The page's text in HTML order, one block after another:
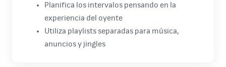
Planifica los intervalos pensando en la
experiencia del oyente
Utiliza playlists separadas para música,
anuncios y jingles